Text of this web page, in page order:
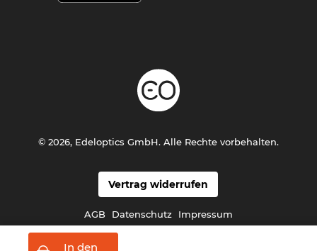
In den
Vertrag widerrufen
AGB Datenschutz Impressum
© 2026, Edeloptics GmbH. Alle Rechte vorbehalten.